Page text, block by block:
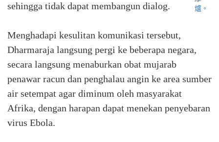
sehingga tidak dapat membangun dialog.
Menghadapi kesulitan komunikasi tersebut,
Dharmaraja langsung pergi ke beberapa negara,
secara langsung menaburkan obat mujarab
penawar racun dan penghalau angin ke area sumber
air setempat agar diminum oleh masyarakat
Afrika, dengan harapan dapat menekan penyebaran
virus Ebola.